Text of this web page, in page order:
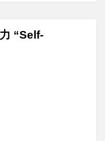
“Self-